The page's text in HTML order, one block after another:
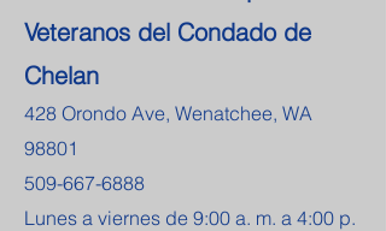
Veteranos del Condado de
Chelan
428 Orondo Ave, Wenatchee, WA
98801
509-667-6888
Lunes a viernes de 9:00 a. m. a 4:00 p.